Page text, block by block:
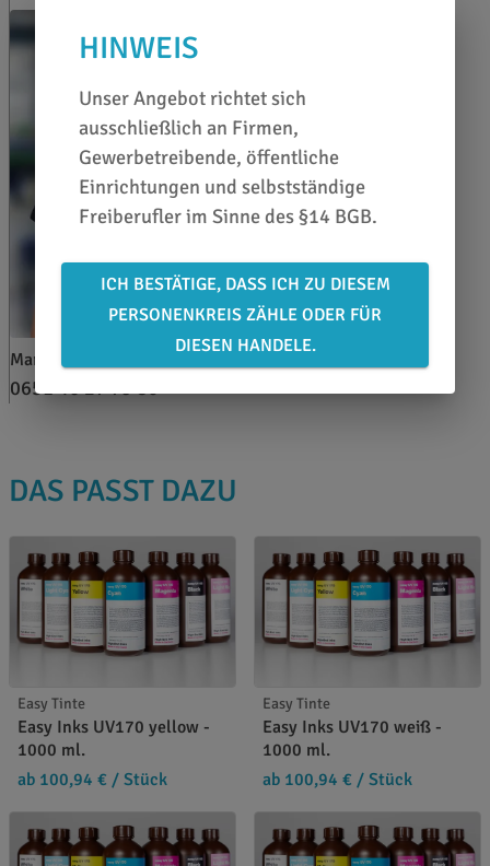
Marina Brand
0651 46 27 79 80
DAS PASST DAZU
Easy Tinte
Easy Inks UV170 yellow -
1000 ml.
ab 100,94 € / Stück
Easy Tinte
Easy Inks UV170 weiß -
1000 ml.
ab 100,94 € / Stück
HINWEIS
Unser Angebot richtet sich
ausschließlich an Firmen,
Gewerbetreibende, öffentliche
Einrichtungen und selbstständige
Freiberufler im Sinne des §14 BGB.
ICH BESTÄTIGE, DASS ICH ZU DIESEM
PERSONENKREIS ZÄHLE ODER FÜR
DIESEN HANDELE.